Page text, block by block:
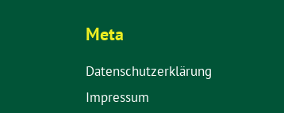
Meta
Datenschutzerklärung
Impressum